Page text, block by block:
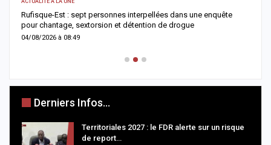
Rufisque-Est : sept personnes interpellées dans une enquête
pour chantage, sextorsion et détention de drogue
04/08/2026 à 08:49
Derniers Infos...
Territoriales 2027 : le FDR alerte sur un risque
de report…